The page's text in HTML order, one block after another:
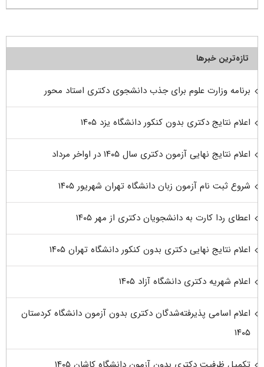
تازه‌ترین خبرها
برنامه وزارت علوم برای جذب دانشجوی دکتری استاد محور
اعلام نتایج دکتری بدون کنکور دانشگاه یزد ۱۴۰۵
اعلام نتایج نهایی آزمون دکتری سال ۱۴۰۵ در اواخر مرداد
شروع ثبت نام آزمون زبان دانشگاه تهران شهریور ۱۴۰۵
اعطای ردا کارت به دانشجویان دکتری از مهر ۱۴۰۵
اعلام نتایج نهایی دکتری بدون کنکور دانشگاه تهران ۱۴۰۵
اعلام شهریه دکتری دانشگاه آزاد ۱۴۰۵
اعلام اسامی پذیرفته‌شدگان دکتری بدون آزمون دانشگاه کردستان
۱۴۰۵